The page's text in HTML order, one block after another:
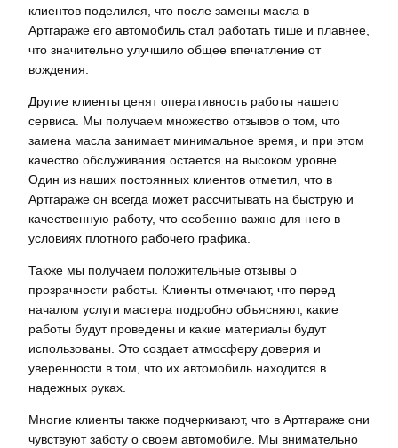
клиентов поделился, что после замены масла в
Артгараже его автомобиль стал работать тише и плавнее,
что значительно улучшило общее впечатление от
вождения.
Другие клиенты ценят оперативность работы нашего
сервиса. Мы получаем множество отзывов о том, что
замена масла занимает минимальное время, и при этом
качество обслуживания остается на высоком уровне.
Один из наших постоянных клиентов отметил, что в
Артгараже он всегда может рассчитывать на быструю и
качественную работу, что особенно важно для него в
условиях плотного рабочего графика.
Также мы получаем положительные отзывы о
прозрачности работы. Клиенты отмечают, что перед
началом услуги мастера подробно объясняют, какие
работы будут проведены и какие материалы будут
использованы. Это создает атмосферу доверия и
уверенности в том, что их автомобиль находится в
надежных руках.
Многие клиенты также подчеркивают, что в Артгараже они
чувствуют заботу о своем автомобиле. Мы внимательно